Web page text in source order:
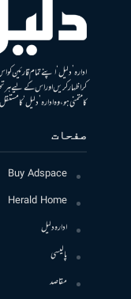
ادارہ ’دلیل‘ اپنے تمام قارئین
کر اظہار کریں اور اس کے لیے ہر
کا متمنی ہو، وہ ادارہ ’دلیل‘ کا
صفحات
Buy Adspace
Herald Home
ادارہ دلیل
پالیسی
مقاصد